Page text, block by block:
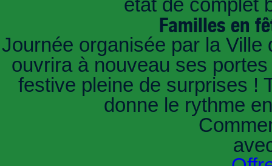
état de complet
Familles en
Journée organisée par la
ouvrira à nouveau ses
festive pleine de surprises !
donne le rythme